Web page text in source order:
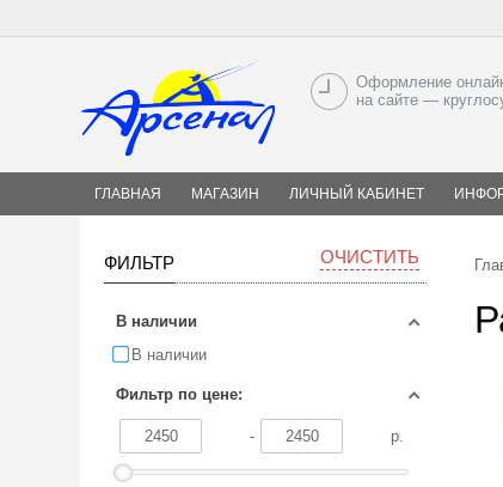
Оформление
на сайте —
ГЛАВНАЯ МАГАЗИН ЛИЧНЫЙ КАБИНЕТ
ФИЛЬТР ОЧИСТИТЬ
В наличии
В наличии
Фильтр по цене:
- р.